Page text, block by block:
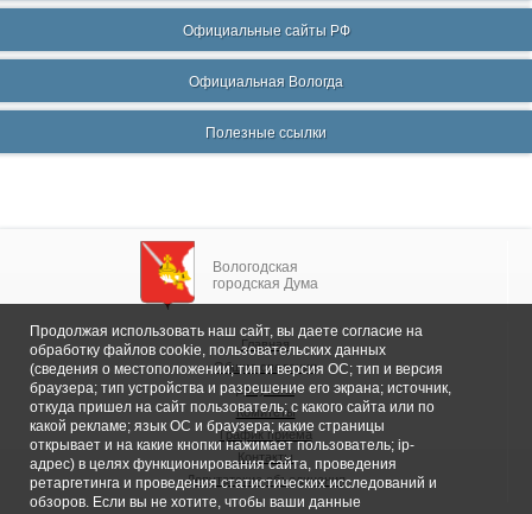
Официальные сайты РФ
Официальная Вологда
Полезные ссылки
Вологодская
городская Дума
Главная
Общие сведения
Депутаты
Комитеты
График приема
Контакты
Депутатские объединения
Продолжая использовать наш сайт, вы даете согласие на
обработку файлов cookie, пользовательских данных
(сведения о местоположении; тип и версия ОС; тип и версия
браузера; тип устройства и разрешение его экрана; источник,
откуда пришел на сайт пользователь; с какого сайта или по
какой рекламе; язык ОС и браузера; какие страницы
открывает и на какие кнопки нажимает пользователь; ip-
адрес) в целях функционирования сайта, проведения
ретаргетинга и проведения статистических исследований и
обзоров. Если вы не хотите, чтобы ваши данные